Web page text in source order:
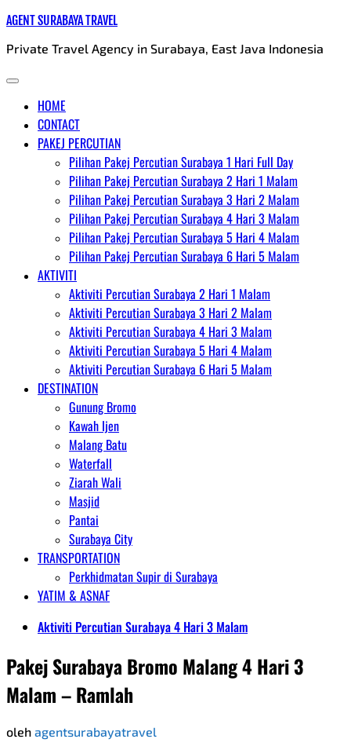
Skip
content
AGENT SURABAYA TRAVEL
Private Travel Agency in Surabaya, East Java Indonesia
HOME
CONTACT
PAKEJ PERCUTIAN
Pilihan Pakej Percutian Surabaya 1 Hari Full Day
Pilihan Pakej Percutian Surabaya 2 Hari 1 Malam
Pilihan Pakej Percutian Surabaya 3 Hari 2 Malam
Pilihan Pakej Percutian Surabaya 4 Hari 3 Malam
Pilihan Pakej Percutian Surabaya 5 Hari 4 Malam
Pilihan Pakej Percutian Surabaya 6 Hari 5 Malam
AKTIVITI
Aktiviti Percutian Surabaya 2 Hari 1 Malam
Aktiviti Percutian Surabaya 3 Hari 2 Malam
Aktiviti Percutian Surabaya 4 Hari 3 Malam
Aktiviti Percutian Surabaya 5 Hari 4 Malam
Aktiviti Percutian Surabaya 6 Hari 5 Malam
DESTINATION
Gunung Bromo
Kawah Ijen
Malang Batu
Waterfall
Ziarah Wali
Masjid
Pantai
Surabaya City
TRANSPORTATION
Perkhidmatan Supir di Surabaya
YATIM & ASNAF
Aktiviti Percutian Surabaya 4 Hari 3 Malam
Pakej Surabaya Bromo Malang 4 Hari 3
Malam – Ramlah
oleh agentsurabayatravel